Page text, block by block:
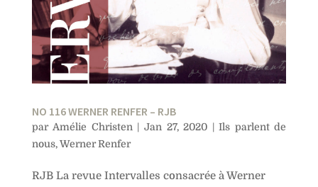
NO 116 WERNER RENFER – RJB
par Amélie Christen | Jan 27, 2020 |Ils parlent de
nous,Werner Renfer
RJB La revue Intervalles consacrée à Werner